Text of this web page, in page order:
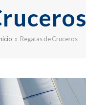
» Regatas de Cruceros